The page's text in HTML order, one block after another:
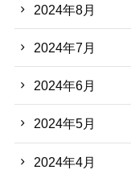
2024年8月
2024年7月
2024年6月
2024年5月
2024年4月